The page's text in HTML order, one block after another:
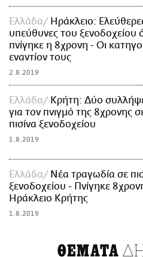
Ελλάδα
Ηράκλειο:
υπεύθυνες του ξενοδοχείου
πνίγηκε η 8χρονη - Οι
εναντίον τους
2.8.2019
Ελλάδα
Κρήτη: Δύο
για τον πνιγμό της 8χρονης
πισίνα ξενοδοχείου
1.8.2019
Ελλάδα
Νέα τραγωδία σε
ξενοδοχείου - Πνίγηκε
Ηράκλειο Κρήτης
1.8.2019
ΘΕΜΑΤΑ